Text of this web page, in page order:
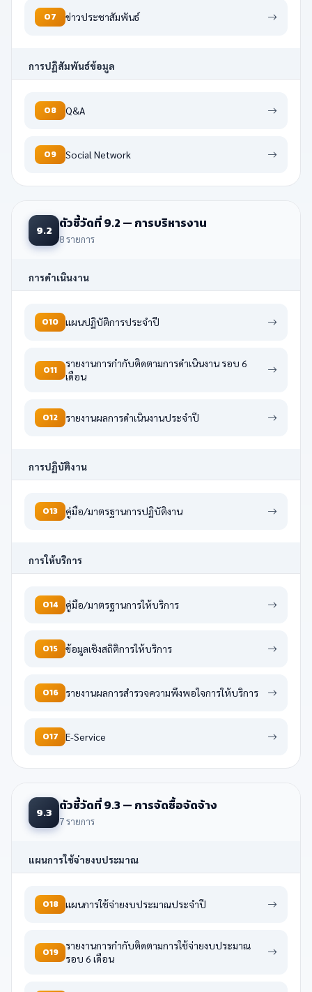
O7 ข่าวประชาสัมพันธ์
การปฏิสัมพันธ์ข้อมูล
O8 Q&A
O9 Social Network
9.2 ตัวชี้วัดที่ 9.2 — การบริหารงาน
8 รายการ
การดำเนินงาน
O10 แผนปฏิบัติการประจำปี
O11
รายงานการกำกับติดตามการดำเนินงาน รอบ 6
เดือน
O12 รายงานผลการดำเนินงานประจำปี
การปฏิบัติงาน
O13 คู่มือ/มาตรฐานการปฏิบัติงาน
การให้บริการ
O14 คู่มือ/มาตรฐานการให้บริการ
O15 ข้อมูลเชิงสถิติการให้บริการ
O16 รายงานผลการสำรวจความพึงพอใจการให้บริการ
O17 E-Service
9.3 ตัวชี้วัดที่ 9.3 — การจัดซื้อจัดจ้าง
7 รายการ
แผนการใช้จ่ายงบประมาณ
O18 แผนการใช้จ่ายงบประมาณประจำปี
O19
รายงานการกำกับติดตามการใช้จ่ายงบประมาณ
รอบ 6 เดือน